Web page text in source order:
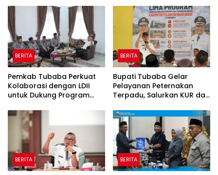
Dipangkas
Influencer
BERITA
Pemkab Tubaba Perkuat
Kolaborasi dengan LDII
untuk Dukung Program
BERITA
Bupati Tubaba Gelar
Pelayanan Peternakan
Terpadu, Salurkan KUR dan
Ketenagakerjaan
BERITA BERITA